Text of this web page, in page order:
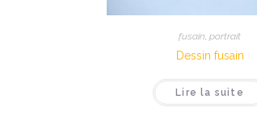
fusain portrait
Dessin fusain
Lire la suite